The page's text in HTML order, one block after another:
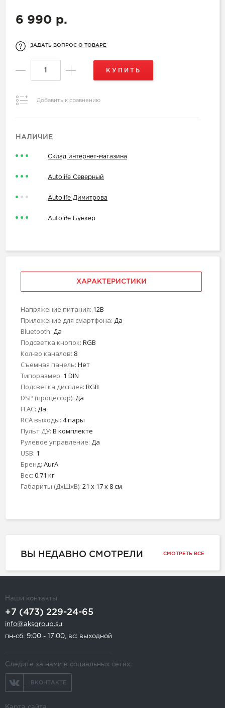
6 990 р.
ЗАДАТЬ ВОПРОС О ТОВАРЕ
КУПИТЬ
Добавить к сравнению
НАЛИЧИЕ
Склад интернет-магазина
Autolife Северный
Autolife Димитрова
Autolife Бункер
ХАРАКТЕРИСТИКИ
Напряжение питания: 12В
Приложение для смартфона: Да
Bluetooth: Да
Подсветка кнопок: RGB
Кол-во каналов: 8
Съемная панель: Нет
Типоразмер: 1 DIN
Подсветка дисплея: RGB
DSP (процессор): Да
FLAC: Да
RCA выходы: 4 пары
Пульт ДУ: В комплекте
Рулевое управление: Да
USB: 1
Бренд: AurA
Вес: 0.71 кг
Габариты (ДхШхВ): 21 x 17 x 8 см
ВЫ НЕДАВНО СМОТРЕЛИ СМОТРЕТЬ ВСЕ
Наши контакты
+7 (473) 229-24-65
info@aksgroup.su
пн-сб: 9:00 - 17:00, вс: выходной
Следите за нами в социальных сетях:
ВКОНТАКТЕ